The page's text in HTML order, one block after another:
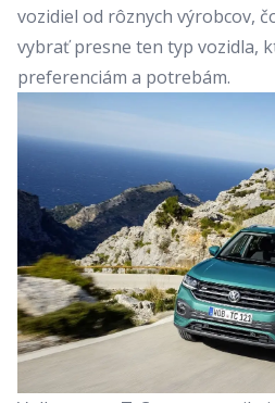
vozidiel od rôznych výrobcov,
vybrať presne ten typ vozidla,
preferenciám a potrebám.